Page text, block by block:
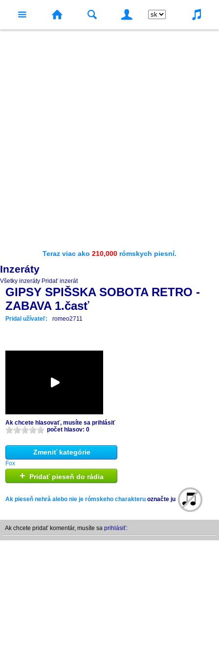
Teraz viac ako 210,000 rómskych piesní.
Inzeráty
Všetky inzeráty Pridať inzerát
GIPSY SPIŠSKA SOBOTA RETRO -
ZABAVA 1.časť
Pridal užívateľ: romeo2711
Ak chcete hlasovať, musíte sa prihlásiť
počet hlasov: 0
Zmeniť kategórie
Fox
+ Pridať pieseň do rádia
Ak pieseň nehrá alebo nie je rómskeho charakteru označte ju
Ak chcete pridať komentár, musíte sa prihlásiť: